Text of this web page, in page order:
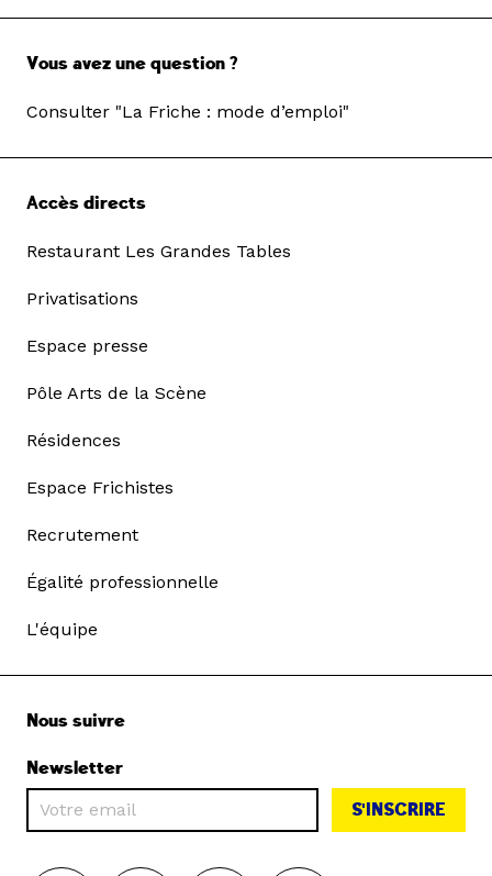
Vous avez une question ?
Consulter "La Friche : mode d’emploi"
Accès directs
Restaurant Les Grandes Tables
Privatisations
Espace presse
Pôle Arts de la Scène
Résidences
Espace Frichistes
Recrutement
Égalité professionnelle
L'équipe
Nous suivre
Newsletter
S'INSCRIRE